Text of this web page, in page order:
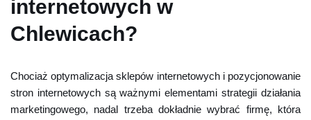
internetowych w
Chlewicach?
Chociaż optymalizacja sklepów internetowych i pozycjonowanie
stron internetowych są ważnymi elementami strategii działania
marketingowego, nadal trzeba dokładnie wybrać firmę, która